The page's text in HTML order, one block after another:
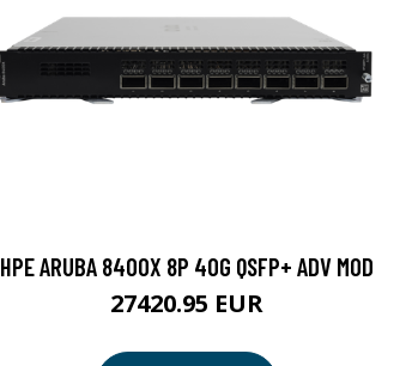
HPE ARUBA 8400X 8P 40G QSFP+ ADV MOD
27420.95 EUR